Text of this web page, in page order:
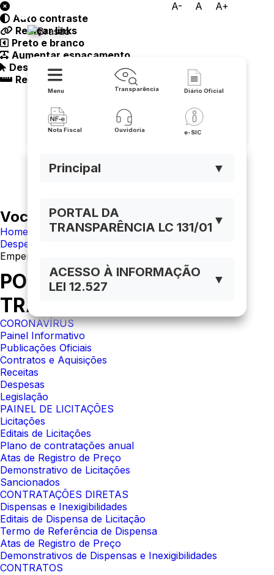
A- A A+
Menu Transparência Diário Oficial
Nota Fiscal Ouvidoria e-SIC
Principal ▼
PORTAL DA
TRANSPARÊNCIA LC 131/01 ▼
ACESSO À INFORMAÇÃO
LEI 12.527
▼
Auto contraste
Realçar links
Preto e branco
Aumentar espaçamento
Destacando cursor
Regua guia
Você está navegando em:
Home
Despesas
Empenhos
PORTAL DA
TRANSPARÊNCIA
CORONAVÍRUS
Painel Informativo
Publicações Oficiais
Contratos e Aquisições
Receitas
Despesas
Legislação
PAINEL DE LICITAÇÕES
Licitações
Editais de Licitações
Plano de contratações anual
Atas de Registro de Preço
Demonstrativo de Licitações
Sancionados
CONTRATAÇÕES DIRETAS
Dispensas e Inexigibilidades
Editais de Dispensa de Licitação
Termo de Referência de Dispensa
Atas de Registro de Preço
Demonstrativos de Dispensas e Inexigibilidades
CONTRATOS